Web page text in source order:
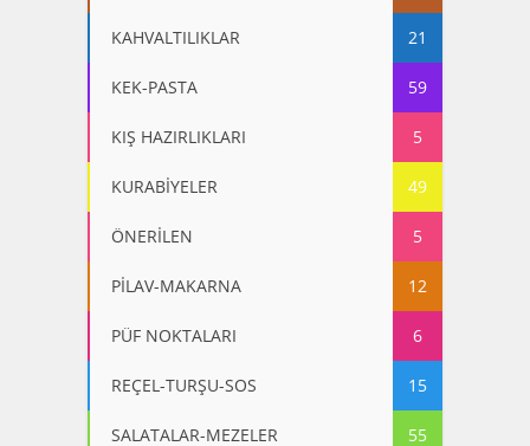
KAHVALTILIKLAR 21
KEK-PASTA 59
KIŞ HAZIRLIKLARI 5
KURABİYELER 49
ÖNERİLEN 5
PİLAV-MAKARNA 12
PÜF NOKTALARI 6
REÇEL-TURŞU-SOS 15
SALATALAR-MEZELER 55